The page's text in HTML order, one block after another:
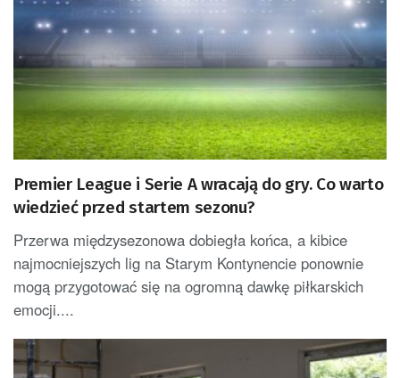
Premier League i Serie A wracają do gry. Co warto
wiedzieć przed startem sezonu?
Przerwa międzysezonowa dobiegła końca, a kibice
najmocniejszych lig na Starym Kontynencie ponownie
mogą przygotować się na ogromną dawkę piłkarskich
emocji....